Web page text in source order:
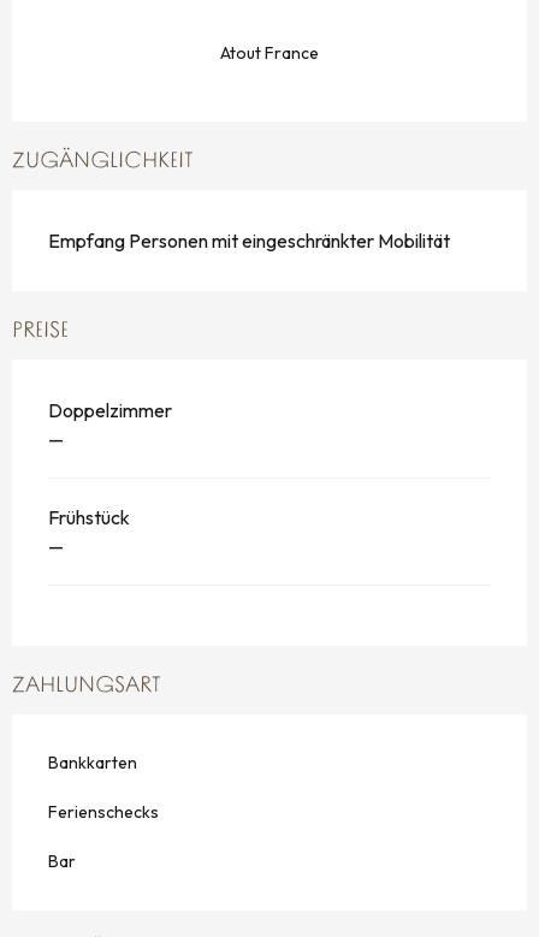
Atout France
ZUGÄNGLICHKEIT
Empfang Personen mit eingeschränkter Mobilität
PREISE
Doppelzimmer
—
Frühstück
—
ZAHLUNGSART
Bankkarten
Ferienschecks
Bar